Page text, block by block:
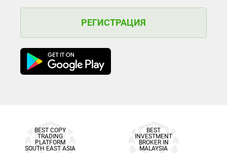
РЕГИСТРАЦИЯ
BEST COPY
TRADING
PLATFORM
SOUTH EAST ASIA
BEST
INVESTMENT
BROKER IN
MALAYSIA